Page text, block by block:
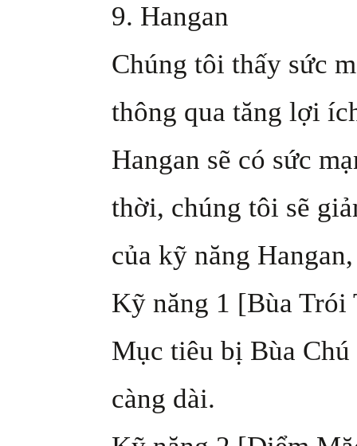
9. Hangan
Chúng tôi thấy sức
thông qua tăng lợi
Hangan sẽ có sức
thời, chúng tôi sẽ
của kỹ năng
Kỹ năng 1 [Bùa Trói
Mục tiêu bị Bùa Chú
càng dài.